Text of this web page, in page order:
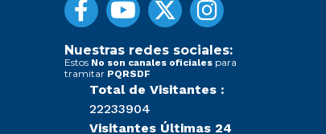
Nuestras redes sociales:
Estos No son canales oficiales para
tramitar PQRSDF
Total de Visitantes :
22233904
Visitantes Últimas 24